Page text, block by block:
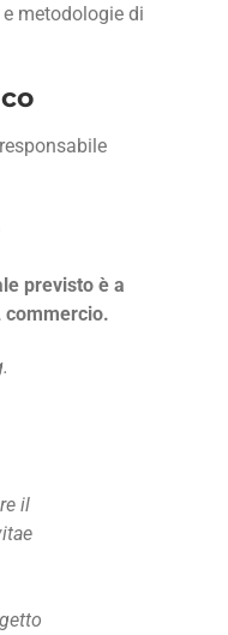
metodologie di
responsabile
previsto è a
commercio.
il